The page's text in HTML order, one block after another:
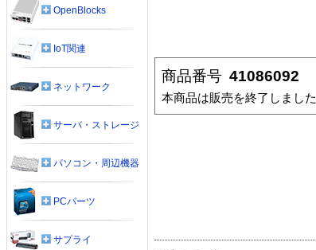
商品番号 41086092
本商品は販売を終了しました
OpenBlocks
IoT関連
ネットワーク
サーバ・ストレージ
パソコン・周辺機器
PCパーツ
サプライ